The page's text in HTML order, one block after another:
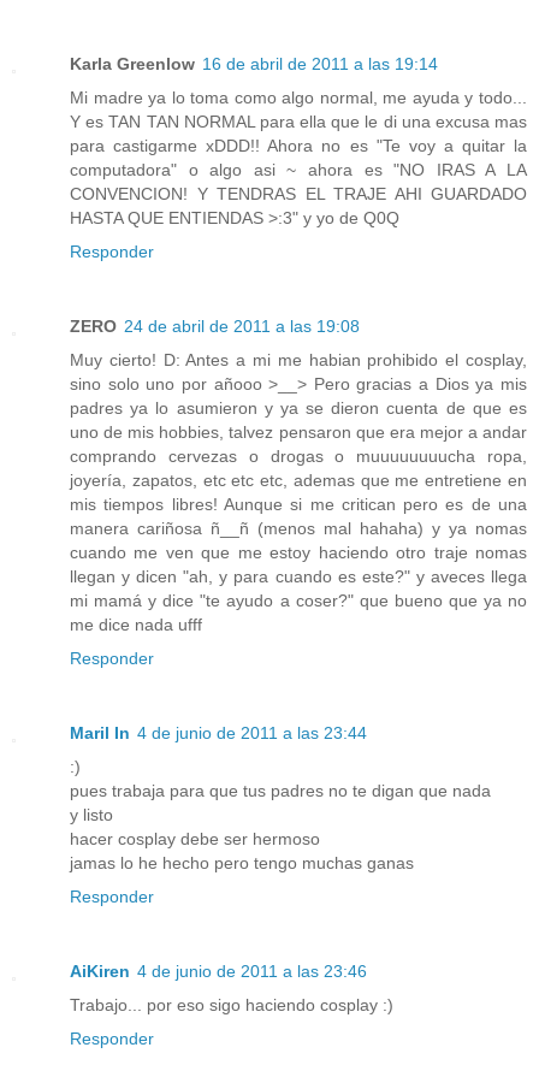
Karla Greenlow 16 de abril de 2011 a las 19:14
Mi madre ya lo toma como algo normal, me ayuda y todo...
Y es TAN TAN NORMAL para ella que le di una excusa mas
para castigarme xDDD!! Ahora no es "Te voy a quitar la
computadora" o algo asi ~ ahora es "NO IRAS A LA
CONVENCION! Y TENDRAS EL TRAJE AHI GUARDADO
HASTA QUE ENTIENDAS >:3" y yo de Q0Q
Responder
ZERO 24 de abril de 2011 a las 19:08
Muy cierto! D: Antes a mi me habian prohibido el cosplay,
sino solo uno por añooo >__> Pero gracias a Dios ya mis
padres ya lo asumieron y ya se dieron cuenta de que es
uno de mis hobbies, talvez pensaron que era mejor a andar
comprando cervezas o drogas o muuuuuuuucha ropa,
joyería, zapatos, etc etc etc, ademas que me entretiene en
mis tiempos libres! Aunque si me critican pero es de una
manera cariñosa ñ__ñ (menos mal hahaha) y ya nomas
cuando me ven que me estoy haciendo otro traje nomas
llegan y dicen "ah, y para cuando es este?" y aveces llega
mi mamá y dice "te ayudo a coser?" que bueno que ya no
me dice nada ufff
Responder
Maril In 4 de junio de 2011 a las 23:44
:)
pues trabaja para que tus padres no te digan que nada
y listo
hacer cosplay debe ser hermoso
jamas lo he hecho pero tengo muchas ganas
Responder
AiKiren 4 de junio de 2011 a las 23:46
Trabajo... por eso sigo haciendo cosplay :)
Responder